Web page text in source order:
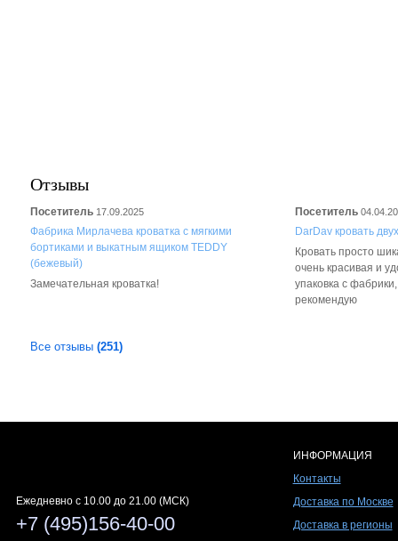
Отзывы
Посетитель 17.09.2025
Фабрика Мирлачева кроватка с мягкими
бортиками и выкатным ящиком TEDDY
(бежевый)
Замечательная кроватка!
Посетитель
DarDav кровать
Кровать просто
очень красивая и
упаковка с
рекомендую
Все отзывы (251)
Ежедневно c 10.00 до 21.00 (МСК)
+7 (495)156-40-00
ИНФОРМАЦИЯ
Контакты
Доставка по Москве
Доставка в регионы